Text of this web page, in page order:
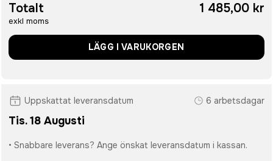
Totalt
exkl moms
1 485,00 kr
LÄGG I VARUKORGEN
Uppskattat leveransdatum 6 arbetsdagar
Tis. 18 Augusti
• Snabbare leverans? Ange önskat leveransdatum i kassan.